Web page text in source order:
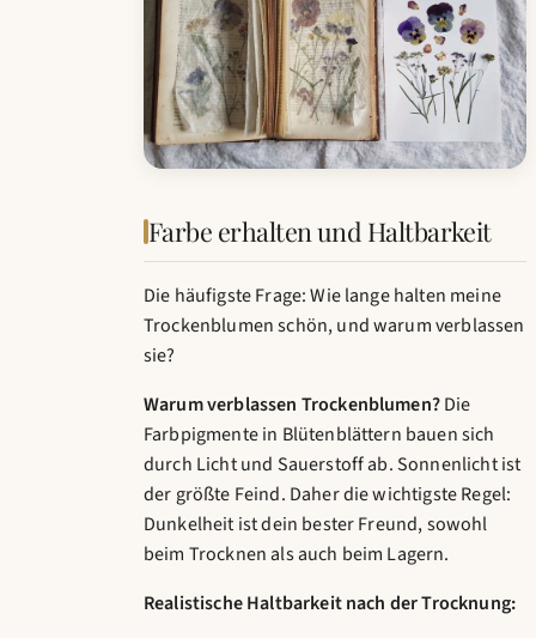
Farbe erhalten und Haltbarkeit
Die häufigste Frage: Wie lange halten meine
Trockenblumen schön, und warum verblassen
sie?
Warum verblassen Trockenblumen?Die
Farbpigmente in Blütenblättern bauen sich
durch Licht und Sauerstoff ab. Sonnenlicht ist
der größte Feind. Daher die wichtigste Regel:
Dunkelheit ist dein bester Freund, sowohl
beim Trocknen als auch beim Lagern.
Realistische Haltbarkeit nach der Trocknung: